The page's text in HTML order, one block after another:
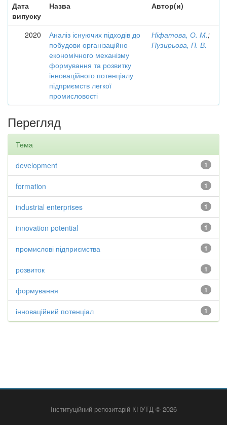
Дата
випуску
Назва Автор(и)
2020
Аналіз існуючих підходів до
побудови організаційно-
економічного механізму
формування та розвитку
інноваційного потенціалу
підприємств легкої
промисловості
Ніфатова, О. М.;
Пузирьова, П. В.
Перегляд
Тема
1
development
1
formation
1
industrial enterprises
1
innovation potential
1
промислові підприємства
1
розвиток
1
формування
1
інноваційний потенціал
Інституційний репозитарій КНУТД © 2026